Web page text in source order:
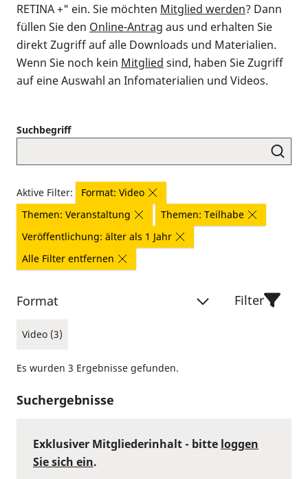
RETINA +" ein. Sie möchten Mitglied werden? Dann
füllen Sie den Online-Antrag aus und erhalten Sie
direkt Zugriff auf alle Downloads und Materialien.
Wenn Sie noch kein Mitglied sind, haben Sie Zugriff
auf eine Auswahl an Infomaterialien und Videos.
Suchbegriff
Aktive Filter:
Format: Video
Themen: Veranstaltung
Themen: Teilhabe
Veröffentlichung: älter als 1 Jahr
Alle Filter entfernen
Format
Video (3)
Filter
Es wurden 3 Ergebnisse gefunden.
Suchergebnisse
Exklusiver Mitgliederinhalt - bitte loggen
Sie sich ein.